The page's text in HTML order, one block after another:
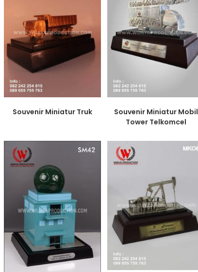
Souvenir Miniatur Truk
Souvenir Miniatur Mobil
Tower Telkomcel